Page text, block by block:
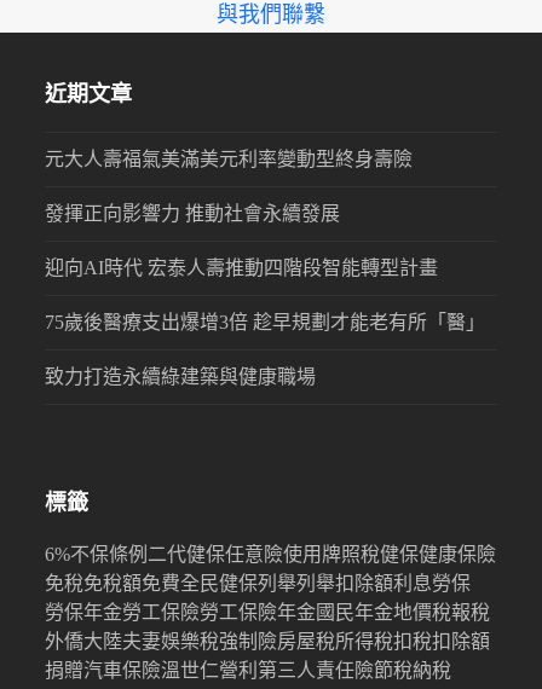
與我們聯繫
近期文章
元大人壽福氣美滿美元利率變動型終身壽險
發揮正向影響力 推動社會永續發展
迎向AI時代 宏泰人壽推動四階段智能轉型計畫
75歲後醫療支出爆增3倍 趁早規劃才能老有所「醫」
致力打造永續綠建築與健康職場
標籤
6%不保條例 二代健保任意險使用牌照稅健保健康保險
免稅免稅額免費全民健保列舉列舉扣除額利息勞保
勞保年金勞工保險勞工保險年金國民年金地價稅報稅
外僑大陸夫妻娛樂稅強制險房屋稅所得稅扣稅扣除額
捐贈汽車保險溫世仁營利 第三人責任險節稅納稅